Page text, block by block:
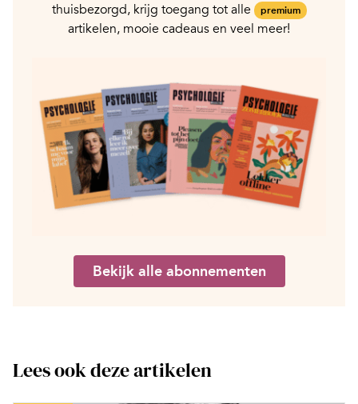
thuisbezorgd, krijg toegang tot alle
premium
artikelen, mooie cadeaus en veel meer!
Bekijk alle abonnementen
Lees ook deze artikelen